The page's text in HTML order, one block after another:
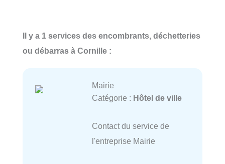
Il y a 1 services des encombrants, déchetteries
ou débarras à Cornille :
Mairie
Catégorie : Hôtel de ville
Contact du service de
l'entreprise Mairie